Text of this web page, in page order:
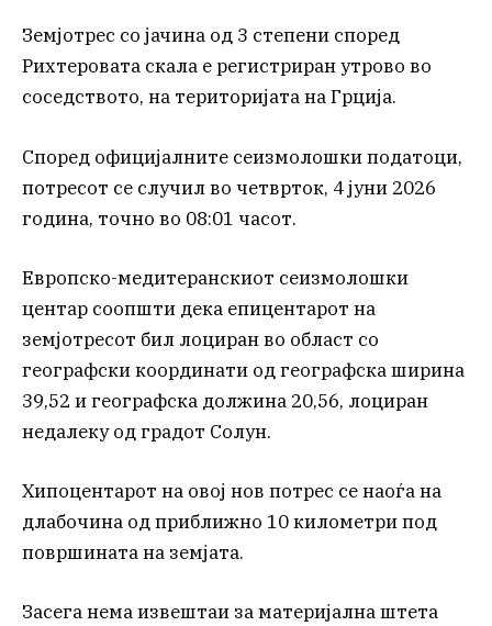
Земјотрес со јачина од 3 степени според
Рихтеровата скала е регистриран утрово во
соседството, на територијата на Грција.
Според официјалните сеизмолошки податоци,
потресот се случил во четврток, 4 јуни 2026
година, точно во 08:01 часот.
Европско-медитеранскиот сеизмолошки
центар соопшти дека епицентарот на
земјотресот бил лоциран во област со
географски координати од географска ширина
39,52 и географска должина 20,56, лоциран
недалеку од градот Солун.
Хипоцентарот на овој нов потрес се наоѓа на
длабочина од приближно 10 километри под
површината на земјата.
Засега нема извештаи за материјална штета